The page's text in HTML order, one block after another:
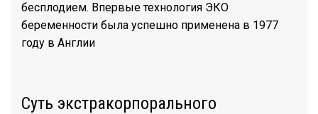
бесплодием. Впервые технология ЭКО
беременности была успешно применена в 1977
году в Англии
Суть экстракорпорального